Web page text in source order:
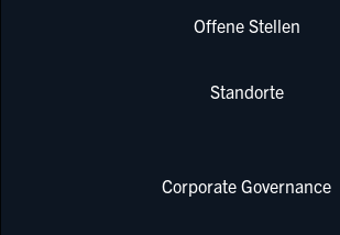
Offene Stellen
Standorte
Corporate Governance